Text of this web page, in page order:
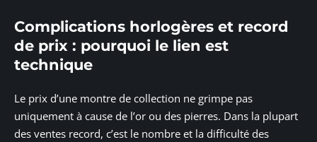
Complications horlogères et record
de prix : pourquoi le lien est
technique
Le prix d’une montre de collection ne grimpe pas
uniquement à cause de l’or ou des pierres. Dans la plupart
des ventes record, c’est le nombre et la difficulté des